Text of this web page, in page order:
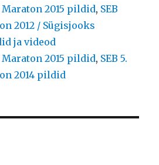
2015 pildid, SEB
2012 / Sügisjooks
ja videod
2015 pildid, SEB 5.
2014 pildid